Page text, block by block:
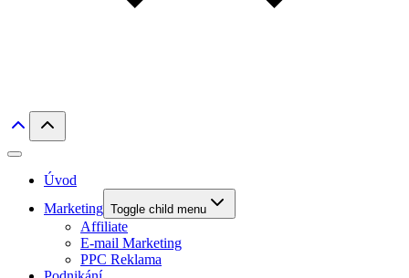
Úvod
Marketing Toggle child menu
Affiliate
E-mail Marketing
PPC Reklama